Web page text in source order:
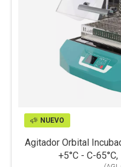
NUEVO
Agitador Orbital
+5°C - C-